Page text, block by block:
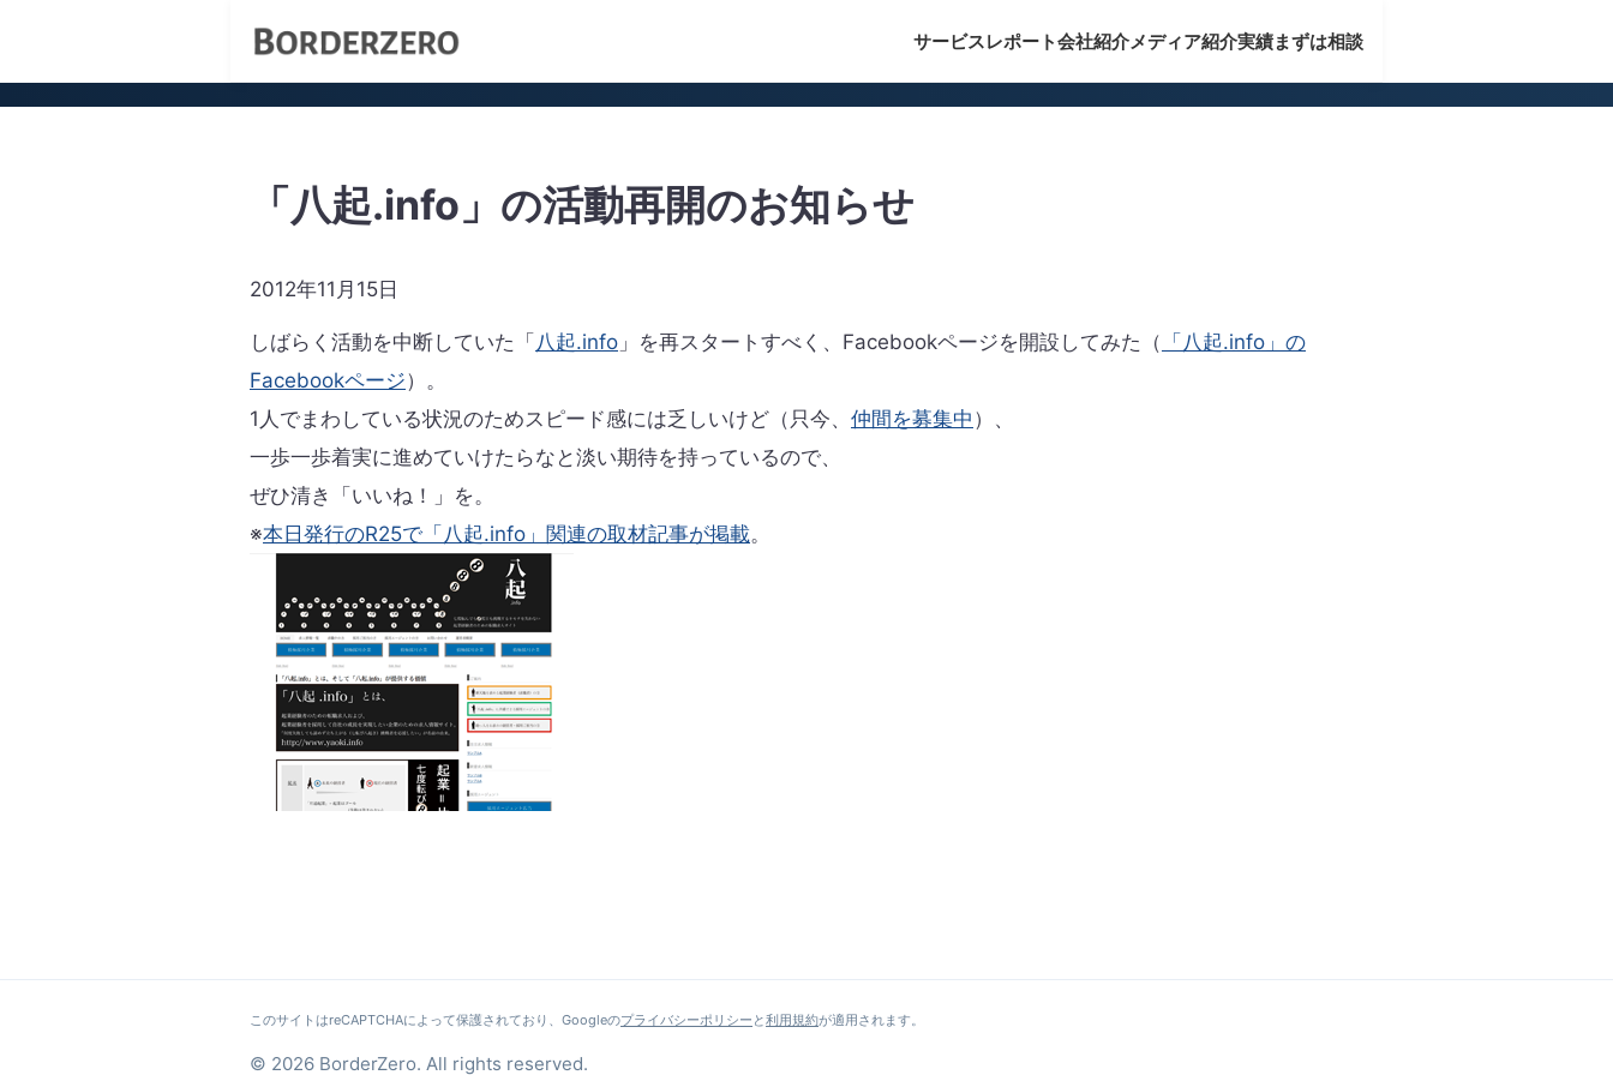
サービスレポート会社紹介メディア紹介実績まずは相談
「八起.info」の活動再開のお知らせ
2012年11月15日
しばらく活動を中断していた「 八起.info 」を再スタートすべく、Facebookページを開設してみた（ 「八起.info」の
Facebookページ）。
1人でまわしている状況のためスピード感には乏しいけど（只今、 仲間を募集中 ）、
一歩一歩着実に進めていけたらなと淡い期待を持っているので、
ぜひ清き「いいね！」を。
※本日発行のR25で「八起.info」関連の取材記事が掲載。
このサイトはreCAPTCHAによって保護されており、Googleのプライバシーポリシー と利用規約が適用されます。
© 2026 BorderZero. All rights reserved.